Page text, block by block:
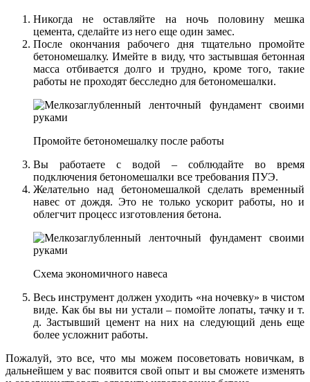
Никогда не оставляйте на ночь половину мешка
цемента, сделайте из него еще один замес.
После окончания рабочего дня тщательно промойте
бетономешалку. Имейте в виду, что застывшая бетонная
масса отбивается долго и трудно, кроме того, такие
работы не проходят бесследно для бетономешалки.
Промойте бетономешалку после работы
Вы работаете с водой – соблюдайте во время
подключения бетономешалки все требования ПУЭ.
Желательно над бетономешалкой сделать временный
навес от дождя. Это не только ускорит работы, но и
облегчит процесс изготовления бетона.
Схема экономичного навеса
Весь инструмент должен уходить «на ночевку» в чистом
виде. Как бы вы ни устали – помойте лопаты, тачку и т.
д. Застывший цемент на них на следующий день еще
более усложнит работы.
Пожалуй, это все, что мы можем посоветовать новичкам, в
дальнейшем у вас появится свой опыт и вы сможете изменять